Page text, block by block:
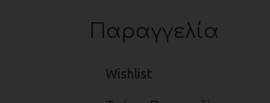
Παραγγελία
Wishlist